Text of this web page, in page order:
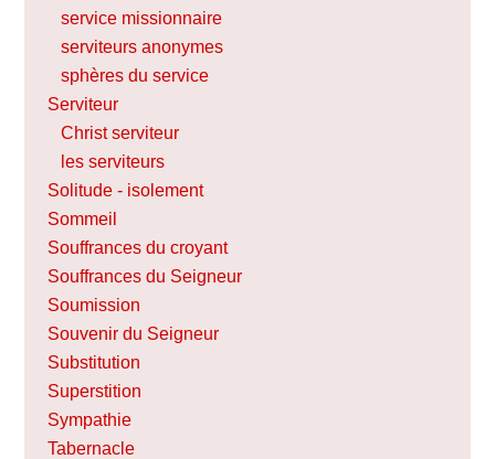
service missionnaire
serviteurs anonymes
sphères du service
Serviteur
Christ serviteur
les serviteurs
Solitude - isolement
Sommeil
Souffrances du croyant
Souffrances du Seigneur
Soumission
Souvenir du Seigneur
Substitution
Superstition
Sympathie
Tabernacle